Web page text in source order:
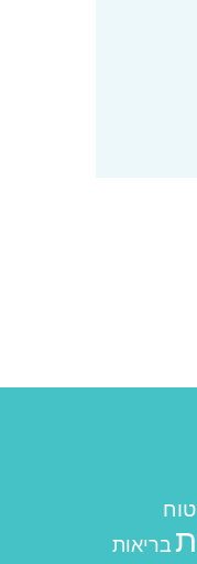
בריאות